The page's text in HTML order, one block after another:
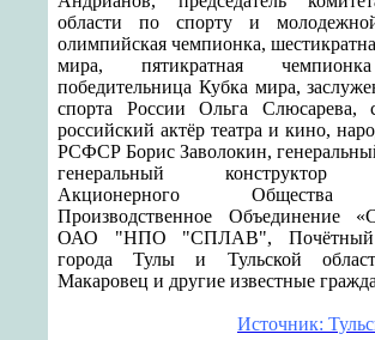
области по спорту и
олимпийская чемпионка,
мира, пятикратная
победительница Кубка мира,
спорта России Ольга Слюсарева,
российский актёр театра и кино,
РСФСР Борис Заволокин,
генеральный конструктор
Акционерного Общества
Производственное
ОАО "НПО "СПЛАВ", Почётный
города Тулы и Тульской
Макаровец и другие известные
Источник: